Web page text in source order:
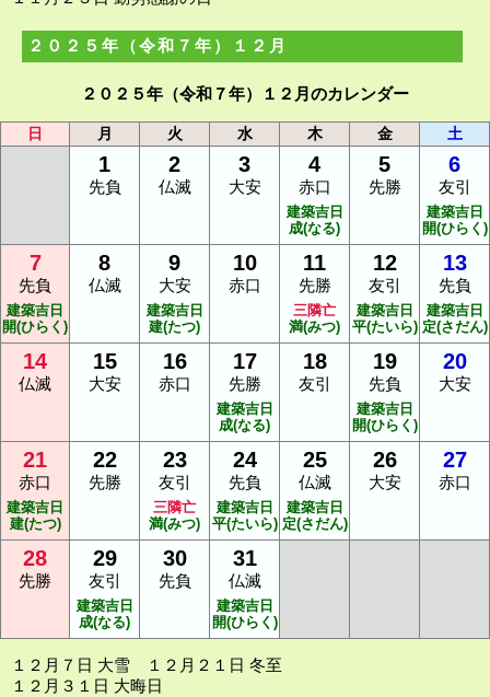
２０２５年（令和７年）１２月
２０２５年（令和７年）１２月のカレンダー
日 月 火 水 木 金 土
1
先負
2
仏滅
3
大安
4
赤口
建築吉日
成(なる)
5
先勝
6
友引
建築吉日
開(ひらく)
7
先負
建築吉日
開(ひらく)
8
仏滅
9
大安
建築吉日
建(たつ)
10
赤口
11
先勝
三隣亡
満(みつ)
12
友引
建築吉日
平(たいら)
13
先負
建築吉日
定(さだん)
14
仏滅
15
大安
16
赤口
17
先勝
建築吉日
成(なる)
18
友引
19
先負
建築吉日
開(ひらく)
20
大安
21
赤口
建築吉日
建(たつ)
22
先勝
23
友引
三隣亡
満(みつ)
24
先負
建築吉日
平(たいら)
25
仏滅
建築吉日
定(さだん)
26
大安
27
赤口
28
先勝
29
友引
建築吉日
成(なる)
30
先負
31
仏滅
建築吉日
開(ひらく)
１２月７日 大雪 １２月２１日 冬至
１２月３１日 大晦日